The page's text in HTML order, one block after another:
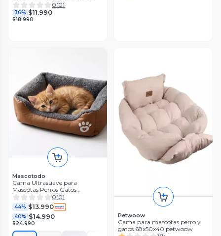
0(0)
36% $11.990
$18.990
Mascotodo
Cama Ultrasuave para
Mascotas Perros Gatos
Rectangular Talla M 54cm X
42cm
0(0)
44% $13.990
40% $14.990
$24.990
Petwoow
Cama para mascotas perro y
gatos 68x50x40 petwoow